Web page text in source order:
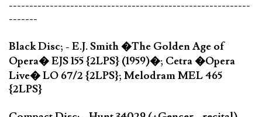
-----------------------------------------------------------
-------
Black Disc; - E.J. Smith �The Golden Age of
Opera� EJS 155 {2LPS} (1959)�; Cetra �Opera
Live� LO 67/2 {2LPS}; Melodram MEL 465
{2LPS}